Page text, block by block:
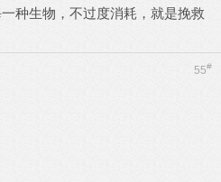
种生物，不过度消耗，就是挽救
55#